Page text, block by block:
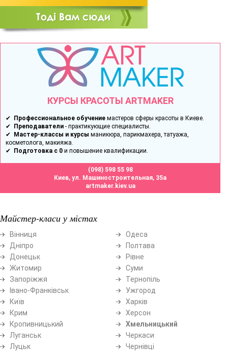
КУРСЫ КРАСОТЫ ARTMAKER
✔ Профессиональное обучение мастеров сферы красоты в Киеве.
✔ Преподаватели - практикующие специалисты.
✔ Мастер-классы и курсы маникюра, парикмахера, татуажа,
косметолога, макияжа.
✔ Подготовка с 0 и повышение квалификации.
(098) 598 55 98
Киев, ул. Машиностроительная, 35а
artmaker.kiev.ua
Майстер-класи у містах
Вінниця
Дніпро
Донецьк
Житомир
Запоріжжя
Івано-Франківськ
Київ
Крим
Кропивницький
Луганськ
Луцьк
Одеса
Полтава
Рівне
Суми
Тернопіль
Ужгород
Харків
Херсон
Хмельницький
Черкаси
Чернівці